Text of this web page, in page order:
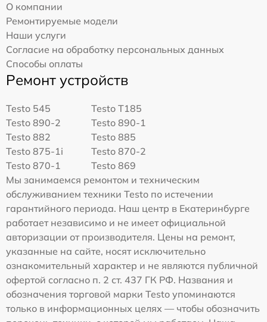
О компании
Ремонтируемые модели
Наши услуги
Согласие на обработку персональных данных
Способы оплаты
Ремонт устройств
Testo 545
Testo T185
Testo 890-2
Testo 890-1
Testo 882
Testo 885
Testo 875-1i
Testo 870-2
Testo 870-1
Testo 869
Мы занимаемся ремонтом и техническим
обслуживанием техники Testo по истечении
гарантийного периода. Наш центр в Екатеринбурге
работает независимо и не имеет официальной
авторизации от производителя. Цены на ремонт,
указанные на сайте, носят исключительно
ознакомительный характер и не являются публичной
офертой согласно п. 2 ст. 437 ГК РФ. Названия и
обозначения торговой марки Testo упоминаются
только в информационных целях — чтобы обозначить